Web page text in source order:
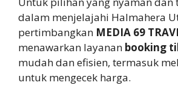
dalam menjelajahi Halmahera
pertimbangkan MEDIA 69
menawarkan layanan booking
mudah dan efisien, termasuk
untuk mengecek harga.